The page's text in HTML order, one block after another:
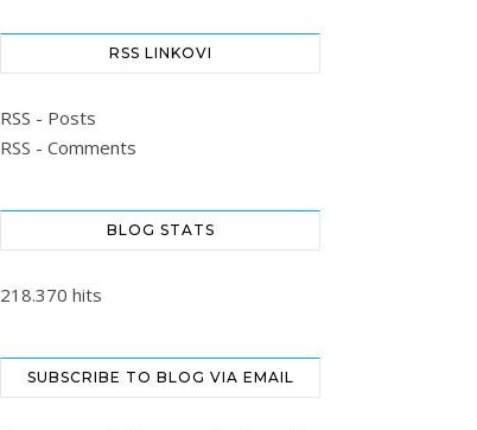
RSS LINKOVI
RSS - Posts
RSS - Comments
BLOG STATS
218.370 hits
SUBSCRIBE TO BLOG VIA EMAIL